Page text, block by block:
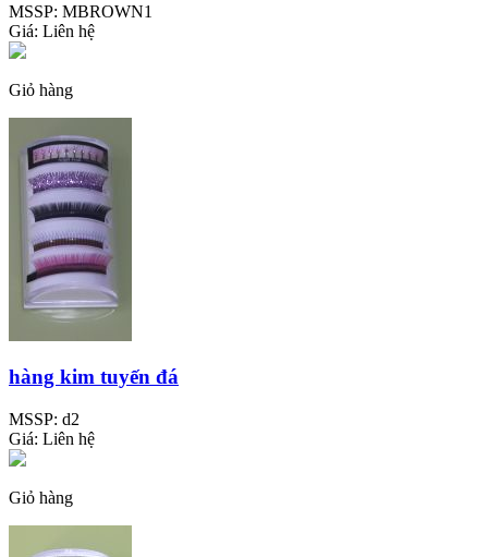
MSSP: MBROWN1
Giá: Liên hệ
Giỏ hàng
hàng kim tuyến đá
MSSP: d2
Giá: Liên hệ
Giỏ hàng